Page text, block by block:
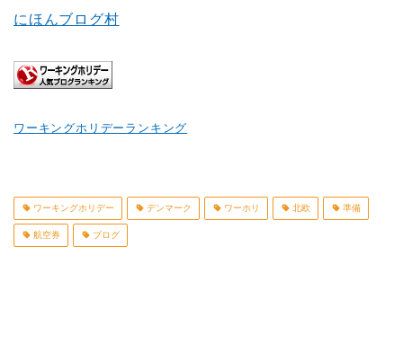
にほんブログ村
ワーキングホリデーランキング
ワーキングホリデー デンマーク ワーホリ 北欧 準備
航空券 ブログ